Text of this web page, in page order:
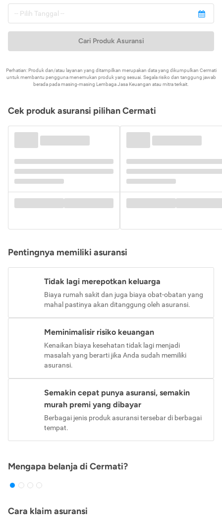
Cari Produk Asuransi
Perhatian: Produk dan/atau layanan yang ditampilkan merupakan data yang dikumpulkan Cermati
untuk membantu pengguna menemukan produk yang sesuai. Segala risiko dan tanggung jawab
berada pada masing-masing Lembaga Jasa Keuangan atau mitra terkait.
Cek produk asuransi pilihan Cermati
Pentingnya memiliki asuransi
Tidak lagi merepotkan keluarga
Biaya rumah sakit dan juga biaya obat-obatan yang
mahal pastinya akan ditanggung oleh asuransi.
Meminimalisir risiko keuangan
Kenaikan biaya kesehatan tidak lagi menjadi
masalah yang berarti jika Anda sudah memiliki
asuransi.
Semakin cepat punya asuransi, semakin
murah premi yang dibayar
Berbagai jenis produk asuransi tersebar di berbagai
tempat.
Mengapa belanja di Cermati?
Cara klaim asuransi